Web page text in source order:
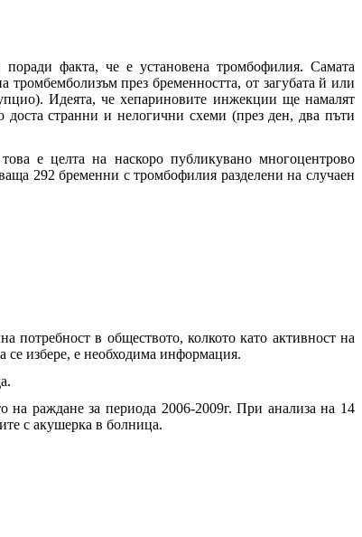
факта, че е установена тромбофилия. Самата
през бременността, от загубата й или
Идеята, че хепариновите инжекции ще намалят
странни и нелогични схеми (през ден, два пъти
е целта на наскоро публикувано многоцентрово
292 бременни с тромбофилия разделени на случаен
потребност в обществото, колкото като активност на
се избере, е необходима информация.
на раждане за периода 2006-2009г. При анализа на 14
с акушерка в болница.